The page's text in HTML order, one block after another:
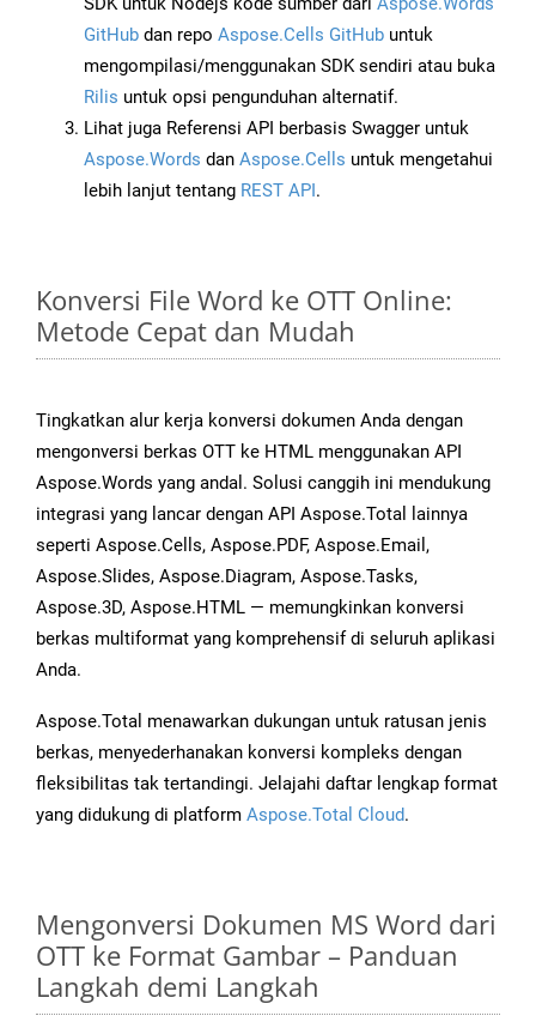
GitHub dan repo Aspose.Cells GitHub untuk
mengompilasi/menggunakan SDK sendiri atau buka
Rilis untuk opsi pengunduhan alternatif.
Lihat juga Referensi API berbasis Swagger untuk
Aspose.Words dan Aspose.Cells untuk mengetahui
lebih lanjut tentang REST API.
Konversi File Word ke OTT Online:
Metode Cepat dan Mudah
Tingkatkan alur kerja konversi dokumen Anda dengan
mengonversi berkas OTT ke HTML menggunakan API
Aspose.Words yang andal. Solusi canggih ini mendukung
integrasi yang lancar dengan API Aspose.Total lainnya
seperti Aspose.Cells, Aspose.PDF, Aspose.Email,
Aspose.Slides, Aspose.Diagram, Aspose.Tasks,
Aspose.3D, Aspose.HTML — memungkinkan konversi
berkas multiformat yang komprehensif di seluruh aplikasi
Anda.
Aspose.Total menawarkan dukungan untuk ratusan jenis
berkas, menyederhanakan konversi kompleks dengan
fleksibilitas tak tertandingi. Jelajahi daftar lengkap format
yang didukung di platform Aspose.Total Cloud.
Mengonversi Dokumen MS Word dari
OTT ke Format Gambar – Panduan
Langkah demi Langkah